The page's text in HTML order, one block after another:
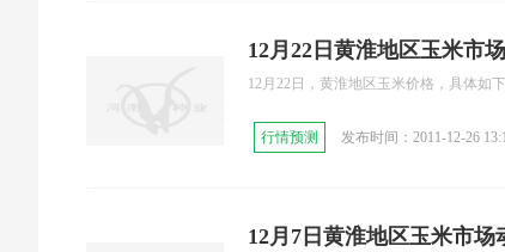
12月22日黄淮地区玉米市
12月22日，黄淮地区玉米价格，具体如
行情预测 发布时间：2011-12-26
12月7日黄淮地区玉米市场